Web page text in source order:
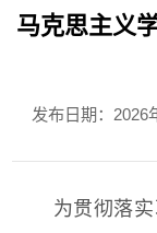
马克思主义
发布日期：2026
为贯彻落